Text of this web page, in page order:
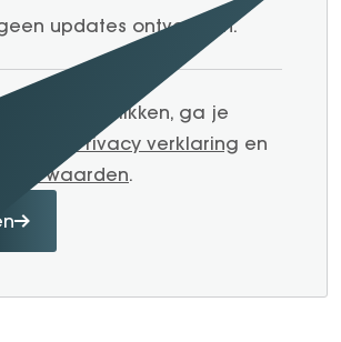
updates ontvangen.
te klikken, ga je
onze
Privacy verklaring en
voorwaarden.